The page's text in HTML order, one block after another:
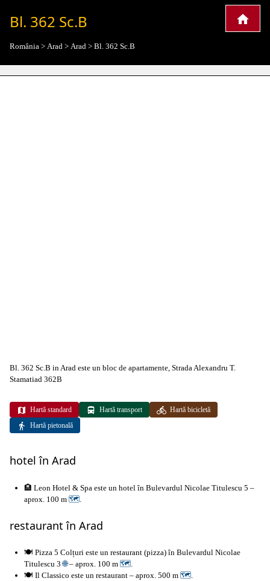
Bl. 362 Sc.B
România > Arad > Arad > Bl. 362 Sc.B
Bl. 362 Sc.B in Arad este un bloc de apartamente, Strada Alexandru T.
Stamatiad 362B
Hartă standard Hartă transport
Hartă bicicletă
Hartă pietonală
hotel în Arad
🏨 Leon Hotel & Spa este un hotel în Bulevardul Nicolae Titulescu 5 –
aprox. 100 m 🗺
restaurant în Arad
🍽️ Pizza 5 Colțuri este un restaurant (pizza) în Bulevardul Nicolae
Titulescu 3🌐– aprox. 100 m 🗺.
🍽️ Il Classico este un restaurant – aprox. 500 m 🗺.